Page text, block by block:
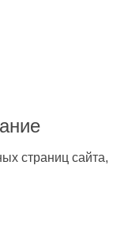
страниц сайта,